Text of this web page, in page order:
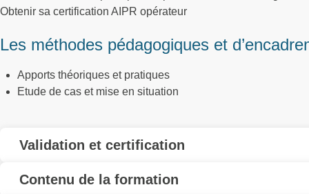
Obtenir sa certification AIPR opérateur
Les méthodes pédagogiques et
Apports théoriques et pratiques
Etude de cas et mise en situation
Validation et certification
Contenu de la formation